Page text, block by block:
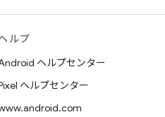
ルプ
ヘルプセンター
ヘルプセンター